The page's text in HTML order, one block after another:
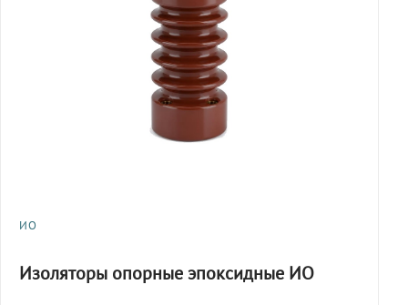
ИО
Изоляторы опорные эпоксидные ИО